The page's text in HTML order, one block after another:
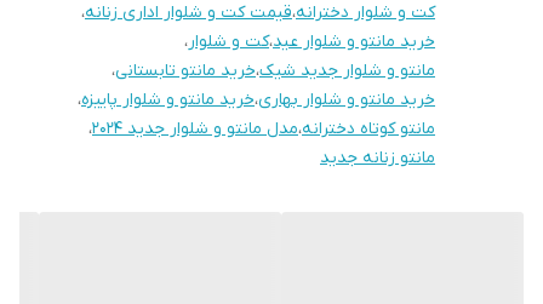
کت و شلوار دخترانه،قیمت کت و شلوار اداری زنانه،
خرید مانتو و شلوار عید،کت و شلوار،
مانتو و شلوار جدید شیک،خرید مانتو تابستانی،
خرید مانتو و شلوار بهاری،خرید مانتو و شلوار پاییزه،
مانتو کوتاه دخترانه،مدل مانتو و شلوار جدید ۲۰۲۴
،
مانتو زنانه جدید